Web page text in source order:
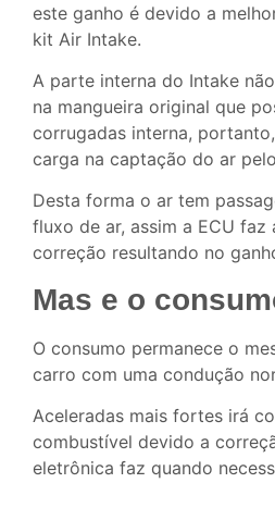
este ganho é devido a
kit Air Intake.
A parte interna do Intake
na mangueira original que
corrugadas interna,
carga na captação do ar
Desta forma o ar tem
fluxo de ar, assim a ECU faz
correção resultando no
Mas e o
O consumo permanece o
carro com uma condução
Aceleradas mais fortes irá
combustível devido a
eletrônica faz quando